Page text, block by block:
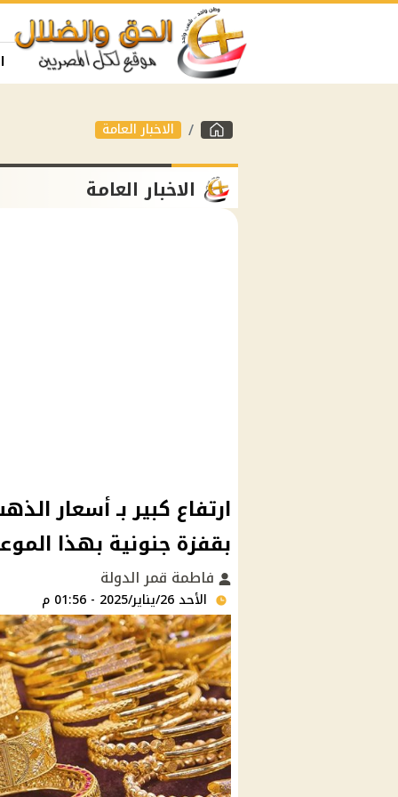
الاخبار العامة
الاخبار العامة
بقفزة جنونية بهذا الموعد:
فاطمة قمر الدولة
الأحد 26/يناير/2025 - 01:56 م